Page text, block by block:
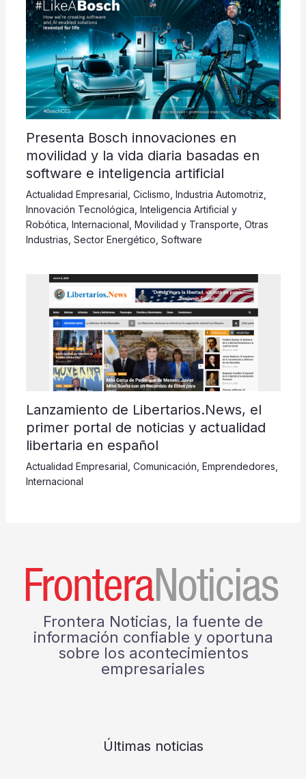
Presenta Bosch innovaciones en
movilidad y la vida diaria basadas en
software e inteligencia artificial
Actualidad Empresarial Ciclismo Industria Automotriz
Innovación Tecnológica Inteligencia Artificial y
Robótica Internacional Movilidad y Transporte Otras
Industrias Sector Energético Software
Lanzamiento de Libertarios.News, el
primer portal de noticias y actualidad
libertaria en español
Actualidad Empresarial Comunicación Emprendedores
Internacional
Frontera Noticias, la fuente de
información confiable y oportuna
sobre los acontecimientos
empresariales
Últimas noticias